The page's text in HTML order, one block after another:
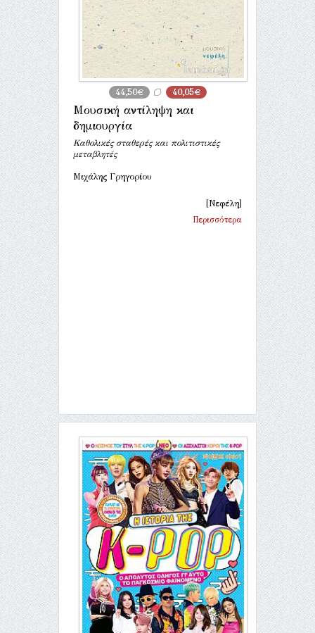
44,50€ 40,05€
Μουσική αντίληψη και
δημιουργία
Καθολικές σταθερές και πολιτιστικές
μεταβλητές
Μιχάλης Γρηγορίου
[Νεφέλη]
Περισσότερα